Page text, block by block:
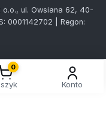
ul. Owsiana 62, 40-
0001142702 | Regon:
0
Konto